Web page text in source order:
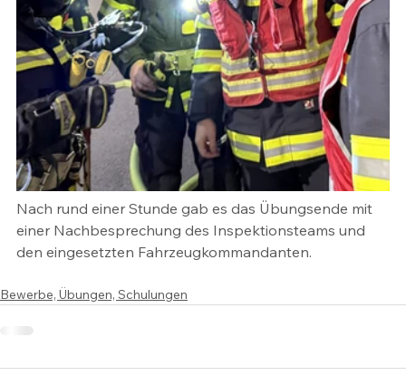
Nach rund einer Stunde gab es das Übungsende mit
einer Nachbesprechung des Inspektionsteams und
den eingesetzten Fahrzeugkommandanten.
Bewerbe, Übungen, Schulungen